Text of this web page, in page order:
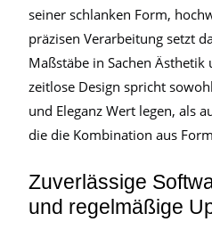
seiner schlanken Form,
präzisen Verarbeitung setzt
Maßstäbe in Sachen
zeitlose Design spricht
und Eleganz Wert legen, als
die die Kombination aus
Zuverlässige
und regelmäßige